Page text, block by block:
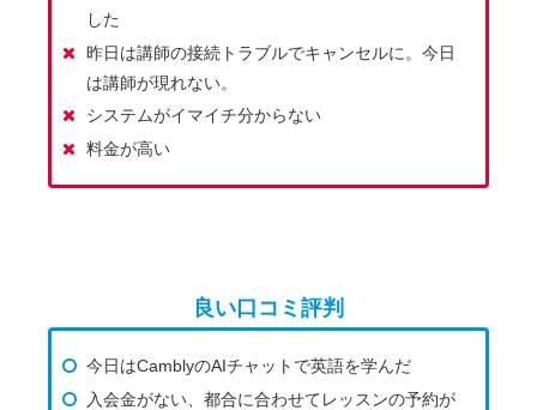
した
昨日は講師の接続トラブルでキャンセルに。今日
は講師が現れない。
システムがイマイチ分からない
料金が高い
良い口コミ評判
今日はCamblyのAIチャットで英語を学んだ
入会金がない、都合に合わせてレッスンの予約が